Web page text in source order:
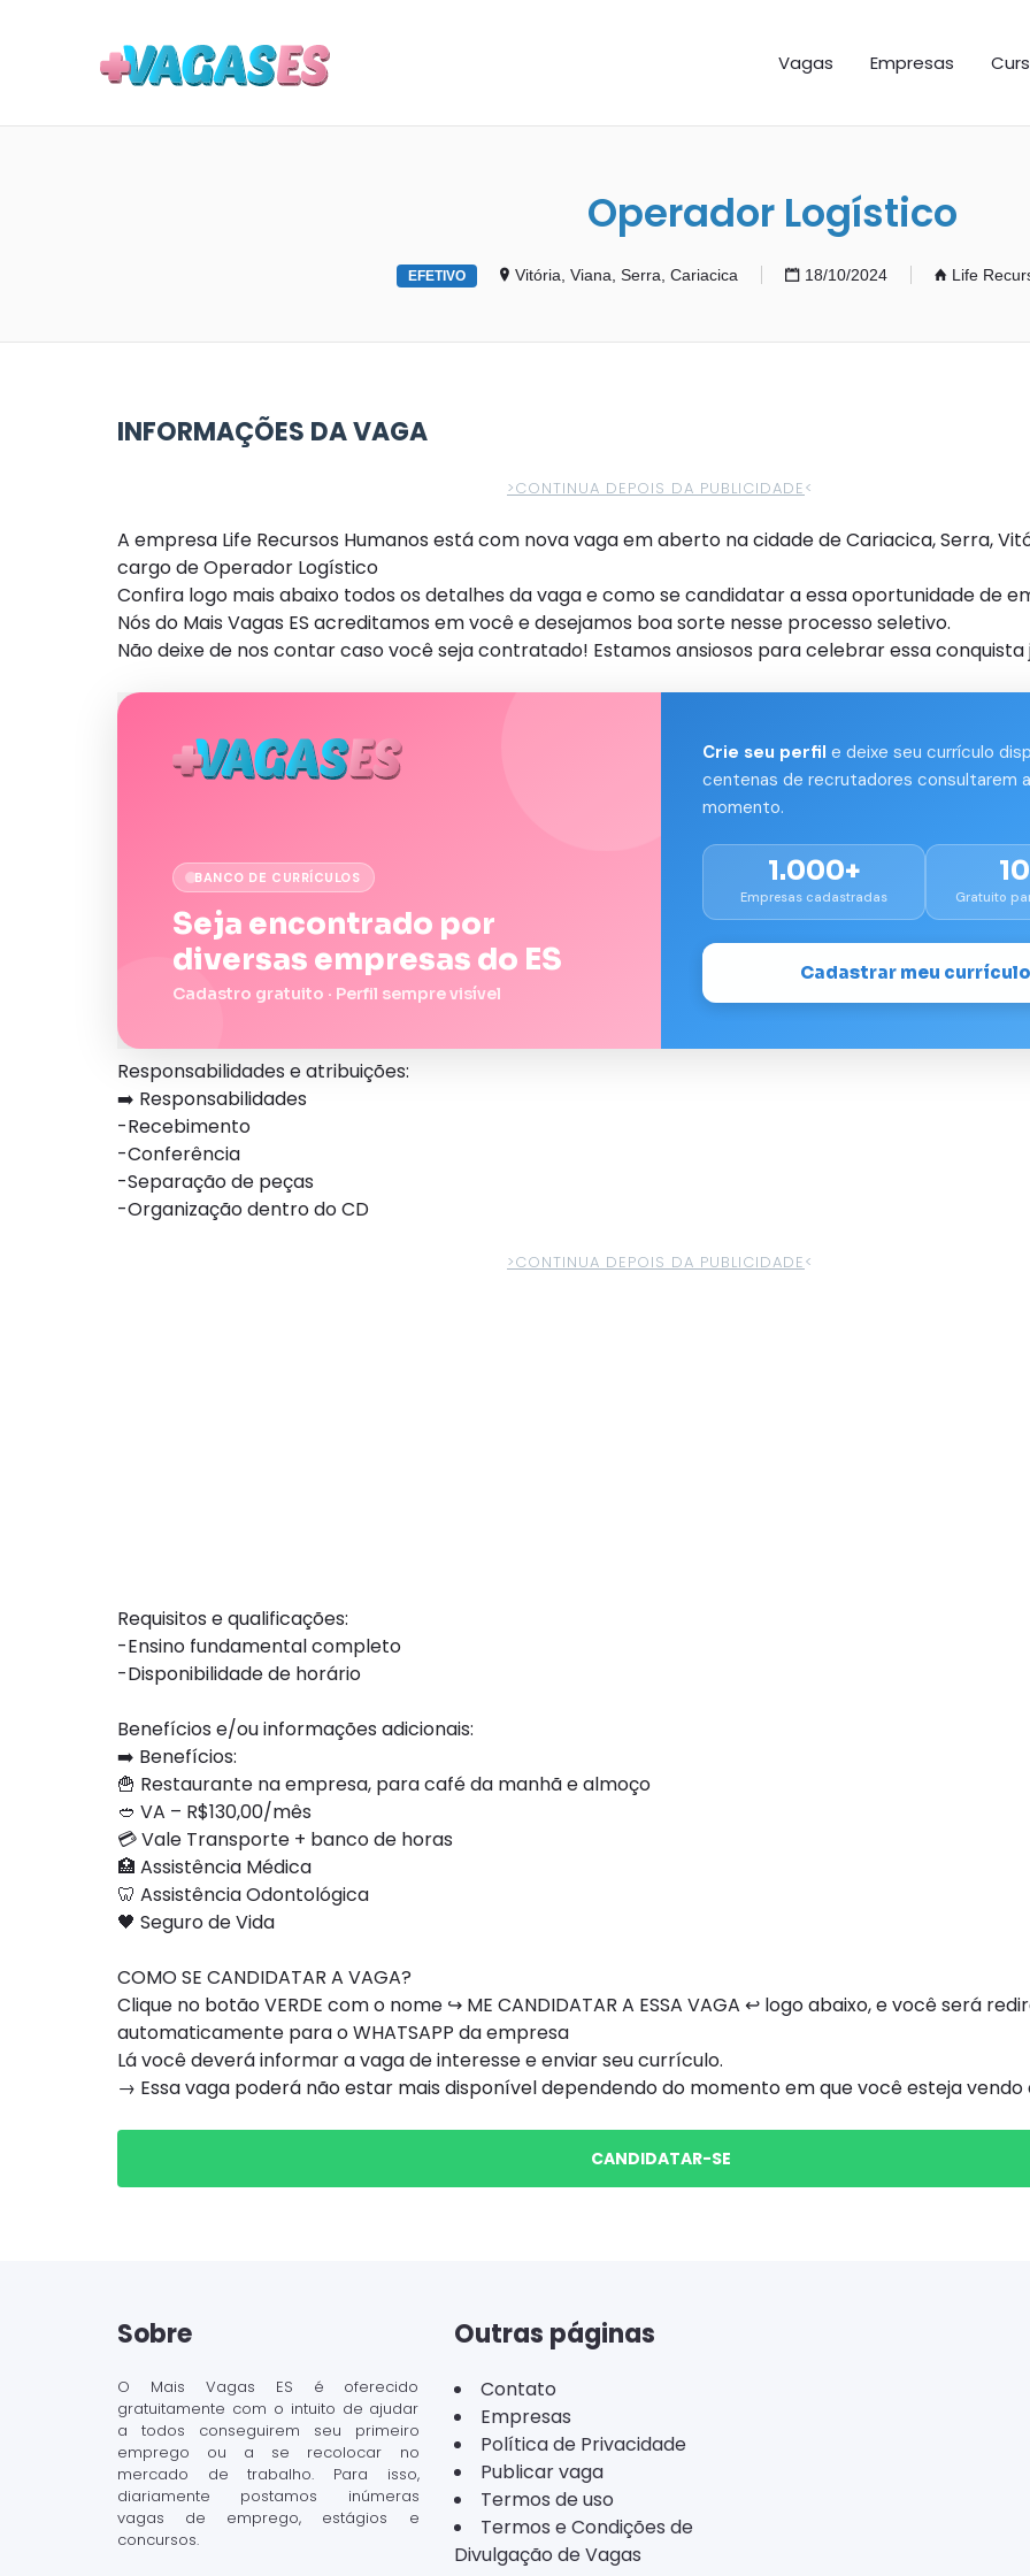
Vagas Empresas
Operador Logístico
EFETIVO Vitória, Viana, Serra, Cariacica 18/10/2024 Life
INFORMAÇÕES DA VAGA
>CONTINUA DEPOIS DA PUBLICIDADE<
A empresa Life Recursos Humanos está com nova vaga em aberto na cidade de Cariacica, Serra,
cargo de Operador Logístico
Confira logo mais abaixo todos os detalhes da vaga e como se candidatar a essa oportunidade de
Nós do Mais Vagas ES acreditamos em você e desejamos boa sorte nesse processo seletivo.
Não deixe de nos contar caso você seja contratado! Estamos ansiosos para celebrar essa conquista
BANCO DE CURRÍCULOS
Seja encontrado por
diversas empresas do ES
Cadastro gratuito · Perfil sempre visível
Crie seu perfil e deixe seu currículo
centenas de recrutadores consultarem
momento.
1.000+
Empresas cadastradas Gratuito
Cadastrar meu currículo
Responsabilidades e atribuições:
➡️ Responsabilidades
-Recebimento
-Conferência
-Separação de peças
-Organização dentro do CD
>CONTINUA DEPOIS DA PUBLICIDADE<
Requisitos e qualificações:
-Ensino fundamental completo
-Disponibilidade de horário
Benefícios e/ou informações adicionais:
➡️ Benefícios:
🍟 Restaurante na empresa, para café da manhã e almoço
🥙 VA – R$130,00/mês
💳 Vale Transporte + banco de horas
🏥 Assistência Médica
🦷 Assistência Odontológica
🖤 Seguro de Vida
COMO SE CANDIDATAR A VAGA?
Clique no botão VERDE com o nome ↪ ME CANDIDATAR A ESSA VAGA ↩ logo abaixo, e você será
automaticamente para o WHATSAPP da empresa
Lá você deverá informar a vaga de interesse e enviar seu currículo.
→ Essa vaga poderá não estar mais disponível dependendo do momento em que você esteja vendo
CANDIDATAR-SE
Sobre
O Mais Vagas ES é oferecido
gratuitamente com o intuito de ajudar
a todos conseguirem seu primeiro
emprego ou a se recolocar no
mercado de trabalho. Para isso,
diariamente postamos inúmeras
vagas de emprego, estágios e
concursos.
Outras páginas
Contato
Empresas
Política de Privacidade
Publicar vaga
Termos de uso
Termos e Condições de
Divulgação de Vagas